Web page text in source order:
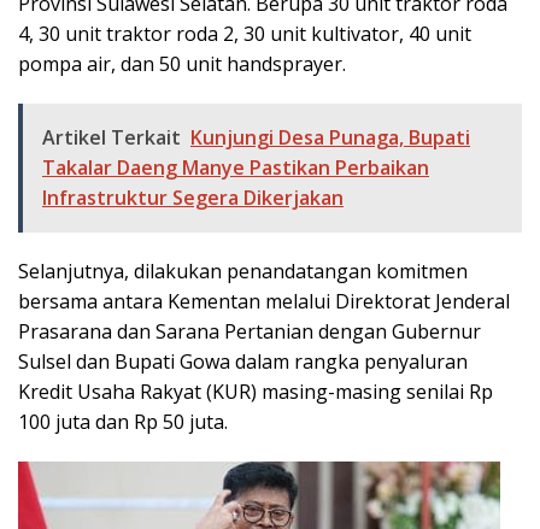
4, 30 unit traktor roda 2, 30 unit kultivator, 40 unit
pompa air, dan 50 unit handsprayer.
Artikel Terkait Kunjungi Desa Punaga, Bupati
Takalar Daeng Manye Pastikan Perbaikan
Infrastruktur Segera Dikerjakan
Selanjutnya, dilakukan penandatangan komitmen
bersama antara Kementan melalui Direktorat Jenderal
Prasarana dan Sarana Pertanian dengan Gubernur
Sulsel dan Bupati Gowa dalam rangka penyaluran
Kredit Usaha Rakyat (KUR) masing-masing senilai Rp
100 juta dan Rp 50 juta.